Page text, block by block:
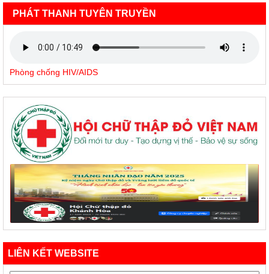
PHÁT THANH TUYÊN TRUYỀN
Phòng chống HIV/AIDS
LIÊN KẾT WEBSITE